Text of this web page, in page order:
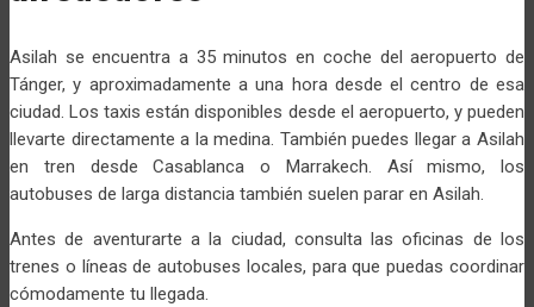
Asilah se encuentra a 35 minutos en coche del aeropuerto de
Tánger, y aproximadamente a una hora desde el centro de esa
ciudad. Los taxis están disponibles desde el aeropuerto, y pueden
llevarte directamente a la medina. También puedes llegar a Asilah
en tren desde Casablanca o Marrakech. Así mismo, los
autobuses de larga distancia también suelen parar en Asilah.
Antes de aventurarte a la ciudad, consulta las oficinas de los
trenes o líneas de autobuses locales, para que puedas coordinar
cómodamente tu llegada.